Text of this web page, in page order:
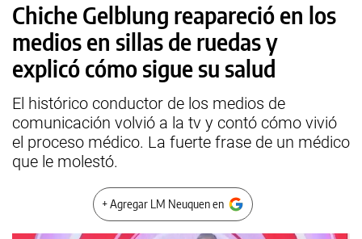
Chiche Gelblung reapareció en los
medios en sillas de ruedas y
explicó cómo sigue su salud
El histórico conductor de los medios de
comunicación volvió a la tv y contó cómo vivió
el proceso médico. La fuerte frase de un médico
que le molestó.
+ Agregar LM Neuquen en